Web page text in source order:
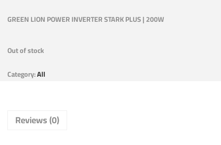
GREEN LION POWER INVERTER STARK PLUS | 200W
Out of stock
Category:All
Reviews (0)